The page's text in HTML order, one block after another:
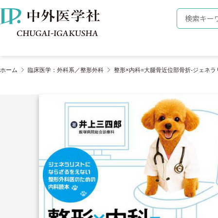
株式会社 中外医学社 検索キーワ
ホーム 臨床医学：外科系／整形外科 整形×内科=大腿骨近位部骨折-ジェネ